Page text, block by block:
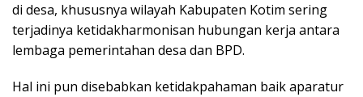
di desa, khususnya wilayah Kabupaten Kotim sering
terjadinya ketidakharmonisan hubungan kerja antara
lembaga pemerintahan desa dan BPD.
Hal ini pun disebabkan ketidakpahaman baik aparatur